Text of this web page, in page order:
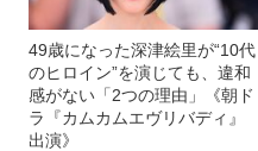
49歳になった深津絵里が“10代
のヒロイン”を演じても、違和
感がない「2つの理由」《朝ド
ラ『カムカムエヴリバディ』
出演》